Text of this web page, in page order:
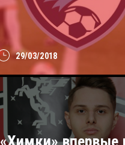
29/03/2018
«Химки» впервые